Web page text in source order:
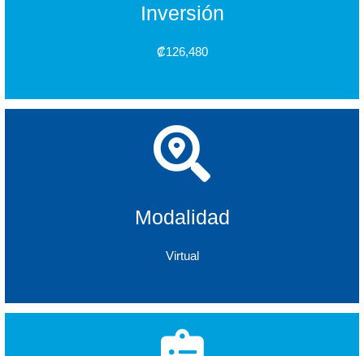
Inversión
₡126,480
Modalidad
Virtual